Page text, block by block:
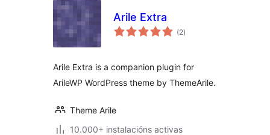
Arile Extra
(2valoracións
totais
)
Arile Extra is a companion plugin for
ArileWP WordPress theme by ThemeArile.
Theme Arile
10.000+ instalacións activas